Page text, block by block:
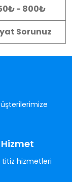
- 800₺
Sorunuz
titiz hizmetleri